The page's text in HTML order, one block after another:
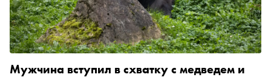
Мужчина вступил в схватку с медведем и